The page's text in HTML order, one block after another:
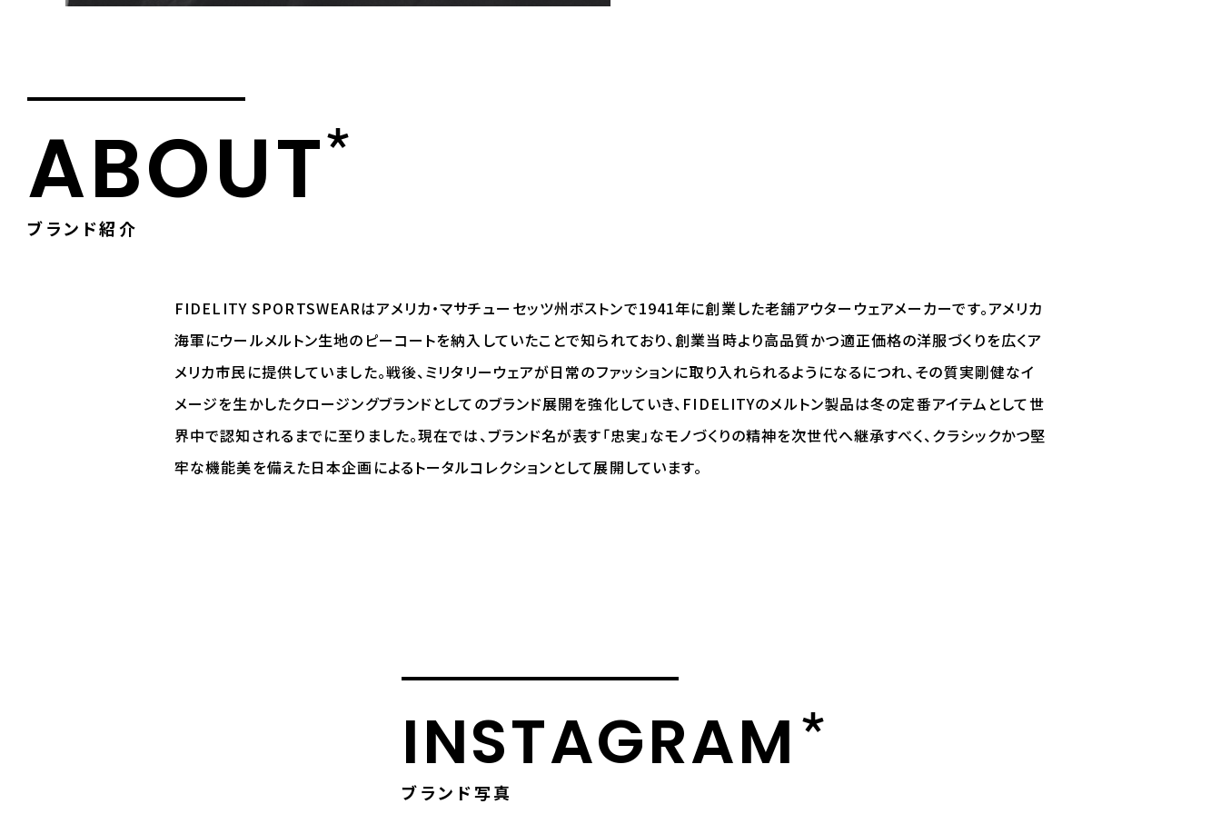
ABOUT
ブランド紹介
FIDELITY SPORTSWEARはアメリカ・マサチューセッツ州ボストンで1941年に創業した老舗アウターウェアメーカーです。アメリカ
海軍にウールメルトン生地のピーコートを納入していたことで知られており、創業当時より高品質かつ適正価格の洋服づくりを広くア
メリカ市民に提供していました。戦後、ミリタリーウェアが日常のファッションに取り入れられるようになるにつれ、その質実剛健なイ
メージを生かしたクロージングブランドとしてのブランド展開を強化していき、 FIDELITYのメルトン製品は冬の定番アイテムとして世
界中で認知されるまでに至りました。現在では、ブランド名が表す「忠実」なモノづくりの精神を次世代へ継承すべく、クラシックかつ堅
牢な機能美を備えた日本企画によるトータルコレクションとして展開しています。
INSTAGRAM
ブランド写真